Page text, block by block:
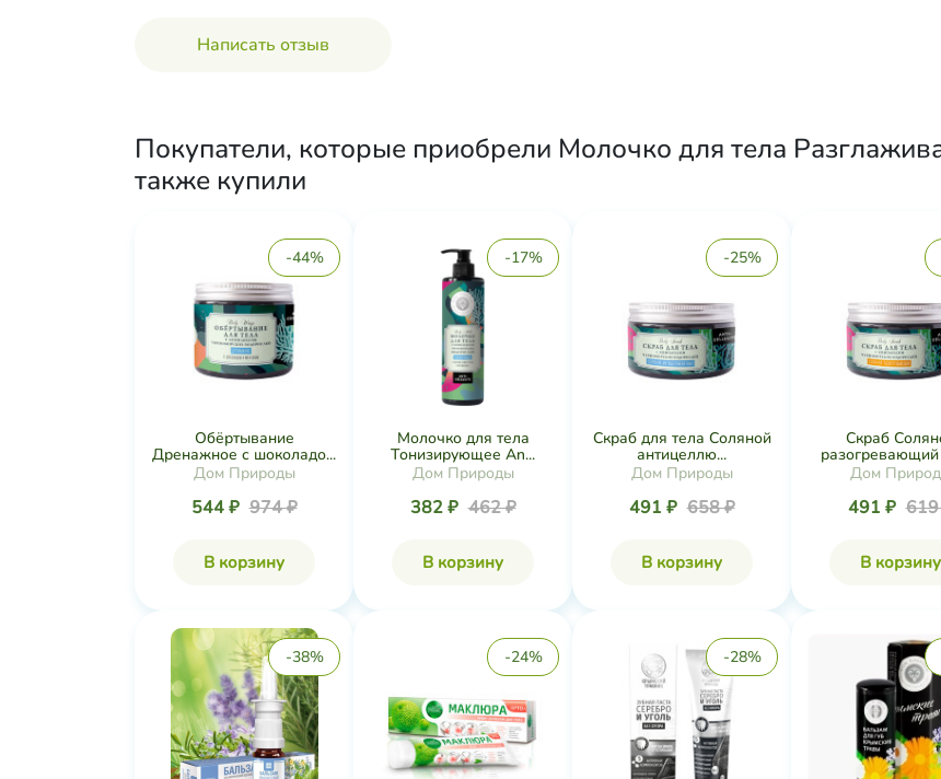
Написать отзыв
Покупатели, которые приобрели Молочко для тела
также купили
-44%
Обёртывание
Дренажное с шоколадо...
Дом Природы
544 ₽ 974 ₽
В корзину
-17%
Молочко для тела
Тонизирующее An...
Дом Природы
382 ₽ 462 ₽
В корзину
-25%
Скраб для тела Соляной
антицеллю...
Дом Природы
491 ₽ 658 ₽
В корзину
Скраб
разогревающий
Дом
491 ₽
В корзину
-38% -24% -28%